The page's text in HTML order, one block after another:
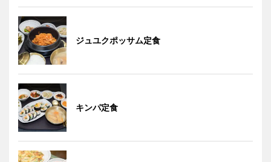
ジュユクポッサム定食
キンパ定食